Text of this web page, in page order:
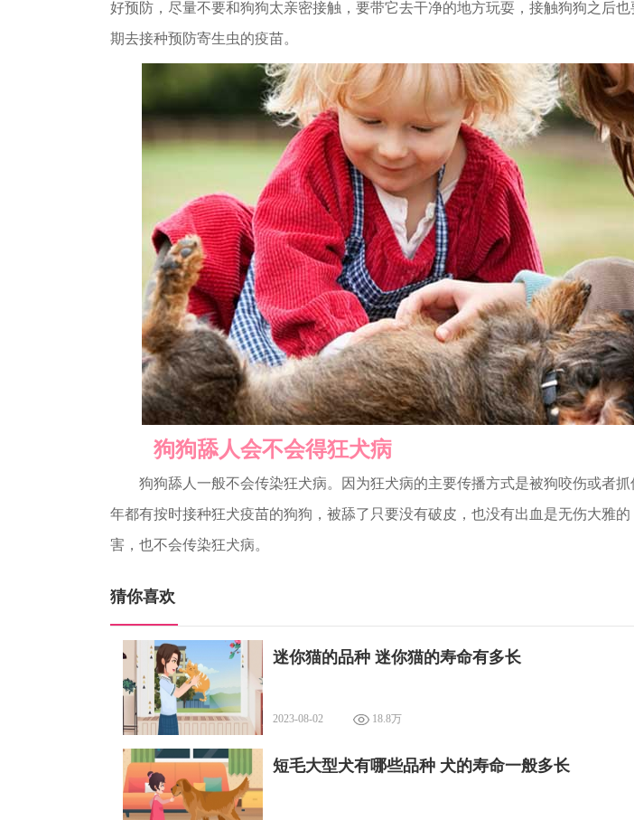
好预防，尽量不要和狗狗太亲密接触，要带它去干净的地方玩耍，接触狗狗之后
期去接种预防寄生虫的疫苗。
狗狗舔人会不会得狂犬病
狗狗舔人一般不会传染狂犬病。因为狂犬病的主要传播方式是被狗咬伤或者抓
年都有按时接种狂犬疫苗的狗狗，被舔了只要没有破皮，也没有出血是无伤大雅
害，也不会传染狂犬病。
猜你喜欢
迷你猫的品种 迷你猫的寿命有多长
2023-08-02 18.8万
短毛大型犬有哪些品种 犬的寿命一般多长